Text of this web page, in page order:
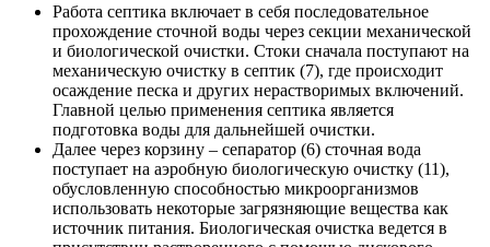
Работа септика включает в себя последовательное
прохождение сточной воды через секции механической
и биологической очистки. Стоки сначала поступают на
механическую очистку в септик (7), где происходит
осаждение песка и других нерастворимых включений.
Главной целью применения септика является
подготовка воды для дальнейшей очистки.
Далее через корзину – сепаратор (6) сточная вода
поступает на аэробную биологическую очистку (11),
обусловленную способностью микроорганизмов
использовать некоторые загрязняющие вещества как
источник питания. Биологическая очистка ведется в